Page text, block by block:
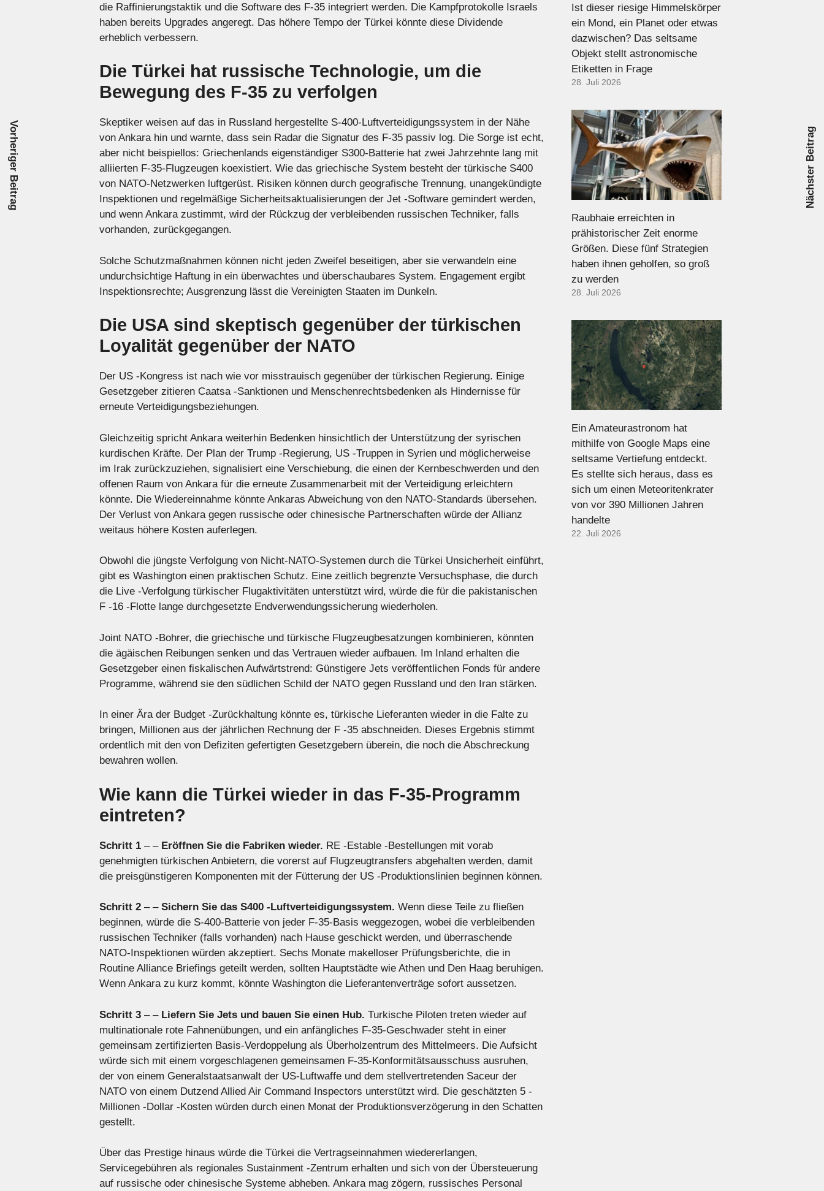
die Raffinierungstaktik und die Software des F-35 integriert werden. Die Kampfprotokolle Israels
haben bereits Upgrades angeregt. Das höhere Tempo der Türkei könnte diese Dividende
erheblich verbessern.
Die Türkei hat russische Technologie, um die
Bewegung des F-35 zu verfolgen
Skeptiker weisen auf das in Russland hergestellte S-400-Luftverteidigungssystem in der Nähe
von Ankara hin und warnte, dass sein Radar die Signatur des F-35 passiv log. Die Sorge ist echt,
aber nicht beispiellos: Griechenlands eigenständiger S300-Batterie hat zwei Jahrzehnte lang mit
alliierten F-35-Flugzeugen koexistiert. Wie das griechische System besteht der türkische S400
von NATO-Netzwerken luftgerüst. Risiken können durch geografische Trennung, unangekündigte
Inspektionen und regelmäßige Sicherheitsaktualisierungen der Jet -Software gemindert werden,
und wenn Ankara zustimmt, wird der Rückzug der verbleibenden russischen Techniker, falls
vorhanden, zurückgegangen.
Solche Schutzmaßnahmen können nicht jeden Zweifel beseitigen, aber sie verwandeln eine
undurchsichtige Haftung in ein überwachtes und überschaubares System. Engagement ergibt
Inspektionsrechte; Ausgrenzung lässt die Vereinigten Staaten im Dunkeln.
Die USA sind skeptisch gegenüber der türkischen
Loyalität gegenüber der NATO
Der US -Kongress ist nach wie vor misstrauisch gegenüber der türkischen Regierung. Einige
Gesetzgeber zitieren Caatsa -Sanktionen und Menschenrechtsbedenken als Hindernisse für
erneute Verteidigungsbeziehungen.
Gleichzeitig spricht Ankara weiterhin Bedenken hinsichtlich der Unterstützung der syrischen
kurdischen Kräfte. Der Plan der Trump -Regierung, US -Truppen in Syrien und möglicherweise
im Irak zurückzuziehen, signalisiert eine Verschiebung, die einen der Kernbeschwerden und den
offenen Raum von Ankara für die erneute Zusammenarbeit mit der Verteidigung erleichtern
könnte. Die Wiedereinnahme könnte Ankaras Abweichung von den NATO-Standards übersehen.
Der Verlust von Ankara gegen russische oder chinesische Partnerschaften würde der Allianz
weitaus höhere Kosten auferlegen.
Obwohl die jüngste Verfolgung von Nicht-NATO-Systemen durch die Türkei Unsicherheit einführt,
gibt es Washington einen praktischen Schutz. Eine zeitlich begrenzte Versuchsphase, die durch
die Live -Verfolgung türkischer Flugaktivitäten unterstützt wird, würde die für die pakistanischen
F -16 -Flotte lange durchgesetzte Endverwendungssicherung wiederholen.
Joint NATO -Bohrer, die griechische und türkische Flugzeugbesatzungen kombinieren, könnten
die ägäischen Reibungen senken und das Vertrauen wieder aufbauen. Im Inland erhalten die
Gesetzgeber einen fiskalischen Aufwärtstrend: Günstigere Jets veröffentlichen Fonds für andere
Programme, während sie den südlichen Schild der NATO gegen Russland und den Iran stärken.
In einer Ära der Budget -Zurückhaltung könnte es, türkische Lieferanten wieder in die Falte zu
bringen, Millionen aus der jährlichen Rechnung der F -35 abschneiden. Dieses Ergebnis stimmt
ordentlich mit den von Defiziten gefertigten Gesetzgebern überein, die noch die Abschreckung
bewahren wollen.
Wie kann die Türkei wieder in das F-35-Programm
eintreten?
Schritt 1 – – Eröffnen Sie die Fabriken wieder. RE -Estable -Bestellungen mit vorab
genehmigten türkischen Anbietern, die vorerst auf Flugzeugtransfers abgehalten werden, damit
die preisgünstigeren Komponenten mit der Fütterung der US -Produktionslinien beginnen können.
Schritt 2 – – Sichern Sie das S400 -Luftverteidigungssystem. Wenn diese Teile zu fließen
beginnen, würde die S-400-Batterie von jeder F-35-Basis weggezogen, wobei die verbleibenden
russischen Techniker (falls vorhanden) nach Hause geschickt werden, und überraschende
NATO-Inspektionen würden akzeptiert. Sechs Monate makelloser Prüfungsberichte, die in
Routine Alliance Briefings geteilt werden, sollten Hauptstädte wie Athen und Den Haag beruhigen.
Wenn Ankara zu kurz kommt, könnte Washington die Lieferantenverträge sofort aussetzen.
Schritt 3 – – Liefern Sie Jets und bauen Sie einen Hub. Turkische Piloten treten wieder auf
multinationale rote Fahnenübungen, und ein anfängliches F-35-Geschwader steht in einer
gemeinsam zertifizierten Basis-Verdoppelung als Überholzentrum des Mittelmeers. Die Aufsicht
würde sich mit einem vorgeschlagenen gemeinsamen F-35-Konformitätsausschuss ausruhen,
der von einem Generalstaatsanwalt der US-Luftwaffe und dem stellvertretenden Saceur der
NATO von einem Dutzend Allied Air Command Inspectors unterstützt wird. Die geschätzten 5 -
Millionen -Dollar -Kosten würden durch einen Monat der Produktionsverzögerung in den Schatten
gestellt.
Über das Prestige hinaus würde die Türkei die Vertragseinnahmen wiedererlangen,
Servicegebühren als regionales Sustainment -Zentrum erhalten und sich von der Übersteuerung
auf russische oder chinesische Systeme abheben. Ankara mag zögern, russisches Personal
Vorheriger Beitrag Nächster Beitrag
Ist dieser riesige Himmelskörper
ein Mond, ein Planet oder etwas
dazwischen? Das seltsame
Objekt stellt astronomische
Etiketten in Frage
28. Juli 2026
Raubhaie erreichten in
prähistorischer Zeit enorme
Größen. Diese fünf Strategien
haben ihnen geholfen, so groß
zu werden
28. Juli 2026
Ein Amateurastronom hat
mithilfe von Google Maps eine
seltsame Vertiefung entdeckt.
Es stellte sich heraus, dass es
sich um einen Meteoritenkrater
von vor 390 Millionen Jahren
handelte
22. Juli 2026